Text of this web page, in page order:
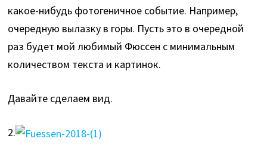
какое-нибудь фотогеничное событие. Например,
очередную вылазку в горы. Пусть это в очередной
раз будет мой любимый Фюссен с минимальным
количеством текста и картинок.
Давайте сделаем вид.
2.